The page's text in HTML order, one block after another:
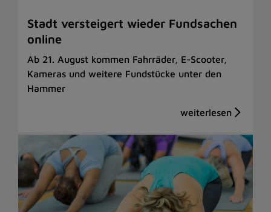
Stadt versteigert wieder Fundsachen
online
Ab 21. August kommen Fahrräder, E-Scooter,
Kameras und weitere Fundstücke unter den
Hammer